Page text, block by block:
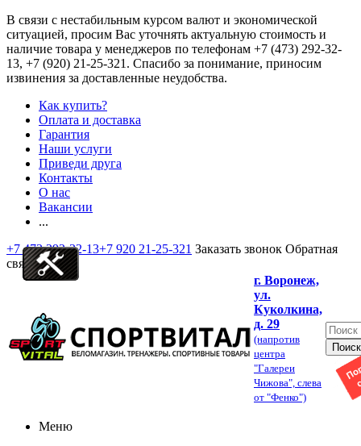
В связи с нестабильным курсом валют и экономической
ситуацией, просим Вас уточнять актуальную стоимость и
наличие товара у менеджеров по телефонам +7 (473) 292-32-
13, +7 (920) 21-25-321 . Спасибо за понимание, приносим
извинения за доставленные неудобства.
Как купить?
Оплата и доставка
Гарантия
Наши услуги
Приведи друга
Контакты
О нас
Вакансии
...
+7 473 292-32-13+7 920 21-25-321 Заказать звонок Обратная
связь
г. Воронеж,
ул.
Куколкина,
д. 29
(напротив
центра
"Галереи
Чижова", слева
от "Фенко")
Меню